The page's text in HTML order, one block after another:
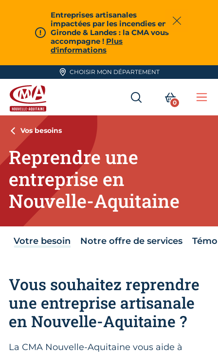
Entreprises artisanales
impactées par les incendies en
Gironde & Landes : la CMA vous
accompagne ! Plus
d'informations
Fermer
CHOISIR MON DÉPARTEMENT
CMA Nouvelle-Aquitaine
RECHERCHER
MON
0
Vos besoins
Reprendre une
entreprise en
Nouvelle-Aquitaine
Votre besoin Notre offre de services
Vous souhaitez reprendre
une entreprise artisanale
en Nouvelle-Aquitaine ?
La CMA Nouvelle-Aquitaine vous aide à